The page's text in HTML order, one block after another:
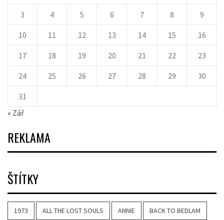
3 4 5 6 7 8 9
10 11 12 13 14 15 16
17 18 19 20 21 22 23
24 25 26 27 28 29 30
31
« Zář
REKLAMA
ŠTÍTKY
1973 ALL THE LOST SOULS ANNIE BACK TO BEDLAM